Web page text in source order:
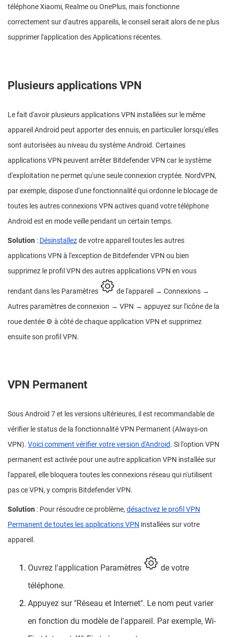
téléphone Xiaomi, Realme ou OnePlus, mais fonctionne
correctement sur d'autres appareils, le conseil serait alors de ne plus
supprimer l'application des Applications récentes.
Plusieurs applications VPN
Le fait d'avoir plusieurs applications VPN installées sur le même
appareil Android peut apporter des ennuis, en particulier lorsqu'elles
sont autorisées au niveau du système Android. Certaines
applications VPN peuvent arrêter Bitdefender VPN car le système
d'exploitation ne permet qu'une seule connexion cryptée. NordVPN,
par exemple, dispose d'une fonctionnalité qui ordonne le blocage de
toutes les autres connexions VPN actives quand votre téléphone
Android est en mode veille pendant un certain temps.
Solution : Désinstallezde votre appareil toutes les autres
applications VPN à l'exception de Bitdefender VPN ou bien
supprimez le profil VPN des autres applications VPN en vous
rendant dans les Paramètres
de l'appareil → Connexions →
Autres paramètres de connexion → VPN → appuyez sur l'icône de la
roue dentée ⚙︎ à côté de chaque application VPN et supprimez
ensuite son profil VPN.
VPN Permanent
Sous Android 7 et les versions ultérieures, il est recommandable de
vérifier le status de la fonctionnalité VPN Permanent (Always-on
VPN). Voici comment vérifier votre version d'Android. Si l'option VPN
permanent est activée pour une autre application VPN installée sur
l'appareil, elle bloquera toutes les connexions réseau qui n'utilisent
pas ce VPN, y compris Bitdefender VPN.
Solution : Pour résoudre ce problème, désactivez le profil VPN
Permanent de toutes les applications VPN installées sur votre
appareil.
Ouvrez l'application Paramètres
de votre
téléphone.
Appuyez sur "Réseau et Internet". Le nom peut varier
en fonction du modèle de l'appareil. Par exemple, Wi-